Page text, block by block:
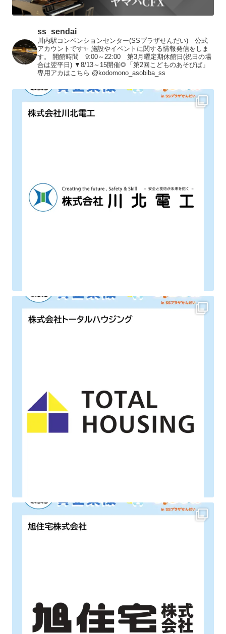
ss_sendai
川内駅コンベンションセンター(SSプラザせんだい) 公式
アカウントです✨ 施設やイベントに関する情報発信をしま
す。
開館時間 9:00～22:00 第3月曜定期休館日(祝日の場
合は翌平日) ▼8/13～15開催🌻「第2回こどものあそびば」
専用アカはこちら @kodomono_asobiba_ss